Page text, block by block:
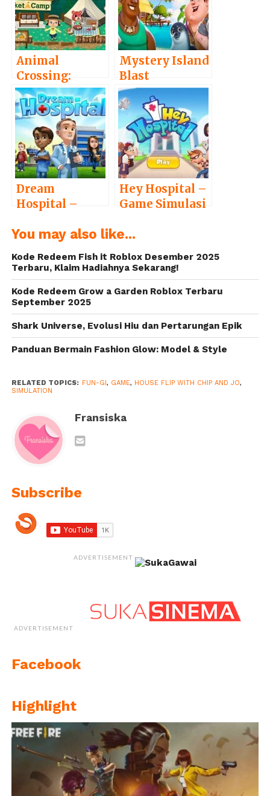
Animal
Crossing:
Pocket Camp –
Mengelola
Perkemahan
dan Berteman
dengan
Binatang Imut
Mystery Island
Blast
Adventure –
Perbaiki Pulau
dan Temukan
Harta Karun
Dream
Hospital –
Rumah Sakit
Hey Hospital –
Game Simulasi
Rumah Sakit
You may also like...
Kode Redeem Fish it Roblox Desember 2025
Terbaru, Klaim Hadiahnya Sekarang!
Kode Redeem Grow a Garden Roblox Terbaru
September 2025
Shark Universe, Evolusi Hiu dan Pertarungan Epik
Panduan Bermain Fashion Glow: Model & Style
RELATED TOPICS: FUN-GI , GAME, HOUSE FLIP WITH CHIP AND JO,
SIMULATION
Fransiska
Subscribe
ADVERTISEMENT
ADVERTISEMENT
Facebook
Highlight